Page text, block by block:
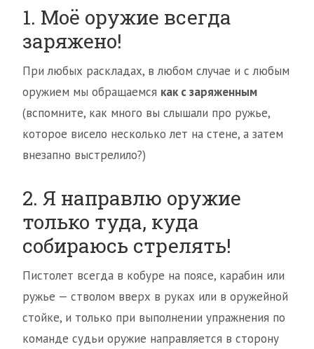
1. Моё оружие всегда
заряжено!
При любых раскладах, в любом случае и с любым
оружием мы обращаемся как с заряженным
(вспомните, как много вы слышали про ружье,
которое висело несколько лет на стене, а затем
внезапно выстрелило?)
2. Я направлю оружие
только туда, куда
собираюсь стрелять!
Пистолет всегда в кобуре на поясе, карабин или
ружье — стволом вверх в руках или в оружейной
стойке, и только при выполнении упражнения по
команде судьи оружие направляется в сторону